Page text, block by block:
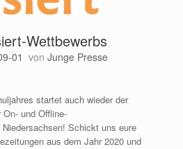
Wettbewerbs
01 von Junge Presse
startet auch wieder der
und Offline-
Schickt uns eure
aus dem Jahr 2020 und